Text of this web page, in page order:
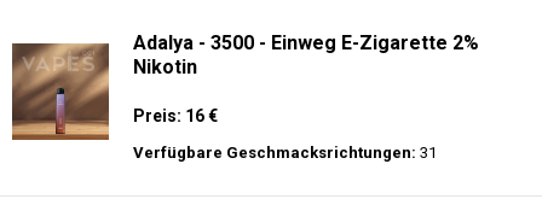
Adalya - 3500 - Einweg E-Zigarette 2%
Nikotin
Preis: 16 €
Verfügbare Geschmacksrichtungen: 31